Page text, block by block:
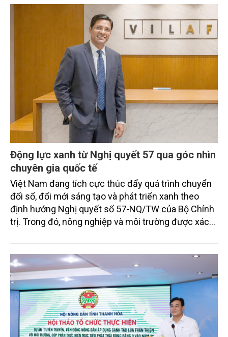
Động lực xanh từ Nghị quyết 57 qua góc nhìn
chuyên gia quốc tế
Việt Nam đang tích cực thúc đẩy quá trình chuyển
đổi số, đổi mới sáng tạo và phát triển xanh theo
định hướng Nghị quyết số 57-NQ/TW của Bộ Chính
trị. Trong đó, nông nghiệp và môi trường được xác
sắc bởi các tiến bộ công nghệ và cam kết bền vững
toàn cầu, đặc biệt là mục tiêu đưa phát thải ròng
bằng 0 (Net-Zero) vào năm 2050.